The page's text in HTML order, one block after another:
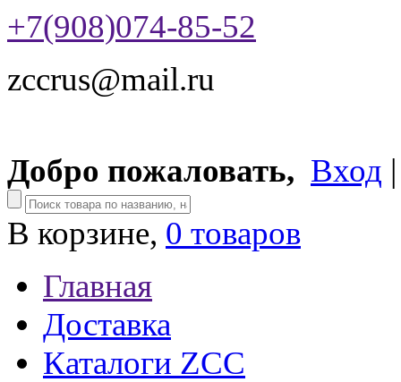
+7(908)074-85-52
zccrus@mail.ru
Добро пожаловать, Вход
В корзине, 0 товаров
Главная
Доставка
Каталоги ZCC